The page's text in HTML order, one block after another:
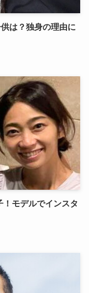
は？独身の理由に
モデルでインスタ